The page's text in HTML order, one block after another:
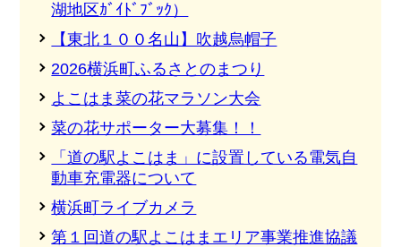
湖地区ｶﾞｲﾄﾞﾌﾞｯｸ）
【東北１００名山】吹越烏帽子
2026横浜町ふるさとのまつり
よこはま菜の花マラソン大会
菜の花サポーター大募集！！
「道の駅よこはま」に設置している電気自
動車充電器について
横浜町ライブカメラ
第１回道の駅よこはまエリア事業推進協議